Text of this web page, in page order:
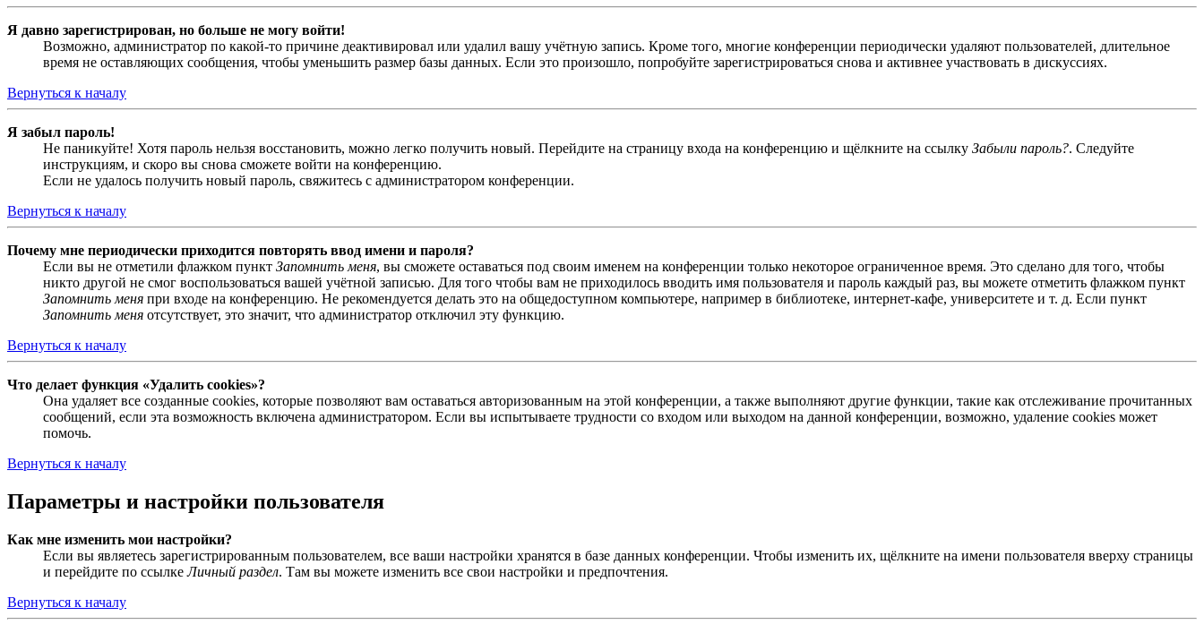
Я давно зарегистрирован, но больше не могу войти!
Возможно, администратор по какой-то причине деактивировал или удалил вашу учётную запись. Кроме того, многие конференции периодически удаляют пользователей, длительное
время не оставляющих сообщения, чтобы уменьшить размер базы данных. Если это произошло, попробуйте зарегистрироваться снова и активнее участвовать в дискуссиях.
Вернуться к началу
Я забыл пароль!
Не паникуйте! Хотя пароль нельзя восстановить, можно легко получить новый. Перейдите на страницу входа на конференцию и щёлкните на ссылку Забыли пароль?. Следуйте
инструкциям, и скоро вы снова сможете войти на конференцию.
Если не удалось получить новый пароль, свяжитесь с администратором конференции.
Вернуться к началу
Почему мне периодически приходится повторять ввод имени и пароля?
Если вы не отметили флажком пункт Запомнить меня, вы сможете оставаться под своим именем на конференции только некоторое ограниченное время. Это сделано для того, чтобы
никто другой не смог воспользоваться вашей учётной записью. Для того чтобы вам не приходилось вводить имя пользователя и пароль каждый раз, вы можете отметить флажком пункт
Запомнить меня при входе на конференцию. Не рекомендуется делать это на общедоступном компьютере, например в библиотеке, интернет-кафе, университете и т. д. Если пункт
Запомнить меня отсутствует, это значит, что администратор отключил эту функцию.
Вернуться к началу
Что делает функция «Удалить cookies»?
Она удаляет все созданные cookies, которые позволяют вам оставаться авторизованным на этой конференции, а также выполняют другие функции, такие как отслеживание прочитанных
сообщений, если эта возможность включена администратором. Если вы испытываете трудности со входом или выходом на данной конференции, возможно, удаление cookies может
помочь.
Вернуться к началу
Параметры и настройки пользователя
Как мне изменить мои настройки?
Если вы являетесь зарегистрированным пользователем, все ваши настройки хранятся в базе данных конференции. Чтобы изменить их, щёлкните на имени пользователя вверху страницы
и перейдите по ссылкеЛичный раздел. Там вы можете изменить все свои настройки и предпочтения.
Вернуться к началу